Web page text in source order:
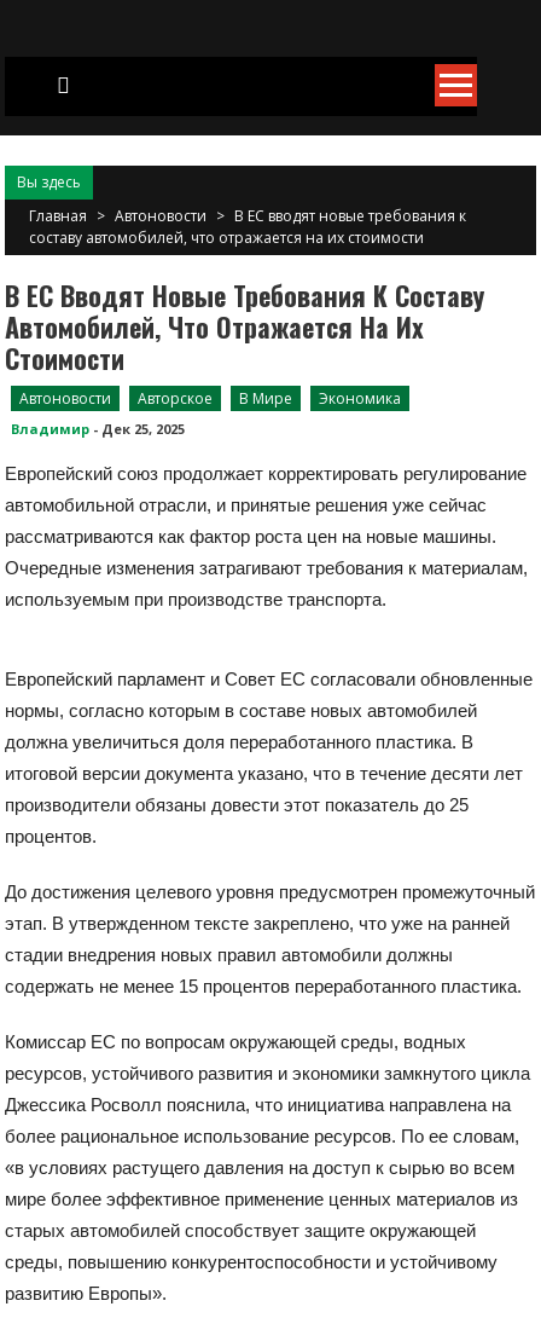
content
Вы здесь
Главная > Автоновости > В ЕС вводят новые требования к
составу автомобилей, что отражается на их стоимости
В ЕС Вводят Новые Требования К Составу
Автомобилей, Что Отражается На Их
Стоимости
Автоновости Авторское В Мире Экономика
Владимир - Дек 25, 2025
Европейский союз продолжает корректировать регулирование
автомобильной отрасли, и принятые решения уже сейчас
рассматриваются как фактор роста цен на новые машины.
Очередные изменения затрагивают требования к материалам,
используемым при производстве транспорта.
Европейский парламент и Совет ЕС согласовали обновленные
нормы, согласно которым в составе новых автомобилей
должна увеличиться доля переработанного пластика. В
итоговой версии документа указано, что в течение десяти лет
производители обязаны довести этот показатель до 25
процентов.
До достижения целевого уровня предусмотрен промежуточный
этап. В утвержденном тексте закреплено, что уже на ранней
стадии внедрения новых правил автомобили должны
содержать не менее 15 процентов переработанного пластика.
Комиссар ЕС по вопросам окружающей среды, водных
ресурсов, устойчивого развития и экономики замкнутого цикла
Джессика Росволл пояснила, что инициатива направлена на
более рациональное использование ресурсов. По ее словам,
«в условиях растущего давления на доступ к сырью во всем
мире более эффективное применение ценных материалов из
старых автомобилей способствует защите окружающей
среды, повышению конкурентоспособности и устойчивому
развитию Европы».